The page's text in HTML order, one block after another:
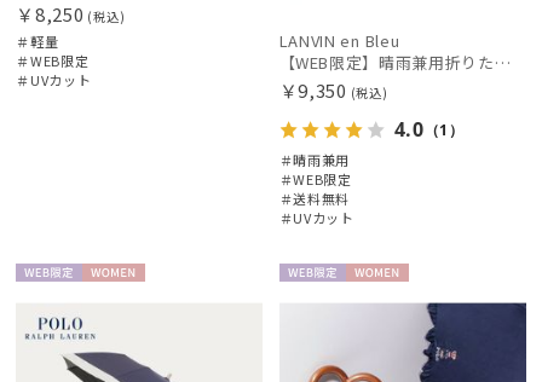
￥8,250 (税込)
＃軽量
＃WEB限定
＃UVカット
LANVIN en Bleu
【WEB限定】晴雨兼用折りたたみ日傘ランバン オン ブルー (LANVIN en Bleu) バンブーフリル 雨の日OK 一級遮光99.99% 遮熱 簡単開閉 UV 晴雨兼用
￥9,350 (税込)
4.0 （1）
＃晴雨兼用
＃WEB限定
＃送料無料
＃UVカット